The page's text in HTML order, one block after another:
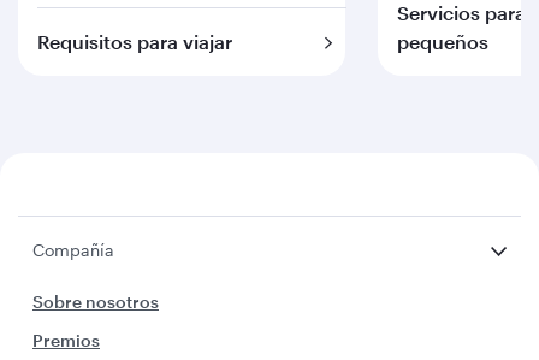
Requisitos para viajar
Servicios para
pequeños
Compañía
Sobre nosotros
Premios